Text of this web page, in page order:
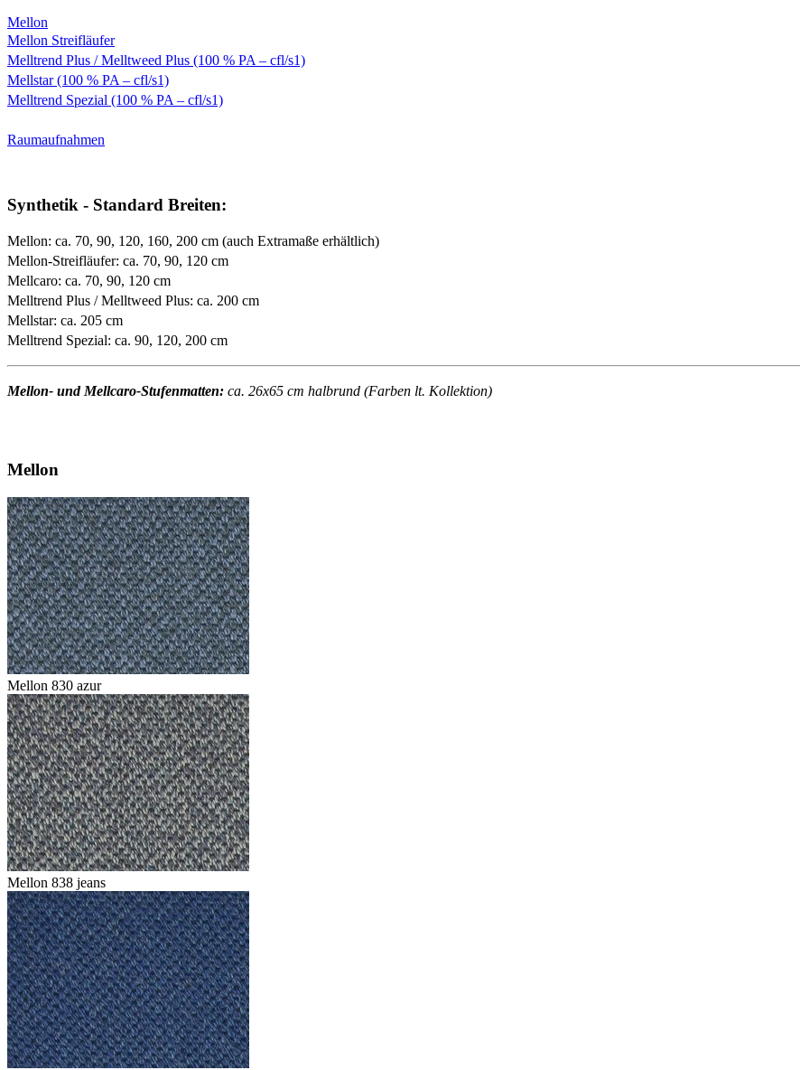
Mellon
Mellon Streifläufer
Melltrend Plus / Melltweed Plus (100 % PA – cfl/s1)
Mellstar (100 % PA – cfl/s1)
Melltrend Spezial (100 % PA – cfl/s1)
Raumaufnahmen
Synthetik - Standard Breiten:
Mellon: ca. 70, 90, 120, 160, 200 cm (auch Extramaße erhältlich)
Mellon-Streifläufer: ca. 70, 90, 120 cm
Mellcaro: ca. 70, 90, 120 cm
Melltrend Plus / Melltweed Plus: ca. 200 cm
Mellstar: ca. 205 cm
Melltrend Spezial: ca. 90, 120, 200 cm
Mellon- und Mellcaro-Stufenmatten: ca. 26x65 cm halbrund (Farben lt. Kollektion)
Mellon
Mellon 830 azur
Mellon 838 jeans